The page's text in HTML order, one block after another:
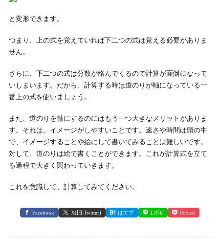
と変形できます。
つまり、上の式を覚えていれば下二つの式は覚える必要がありま
せん。
さらに、下二つの式は分数が絡んでくるので計算が面倒になって
いしまいます。だから、計算する時は道のりが軸になっている一
番上の式を使いましょう。
また、道のりを軸にするのにはもう一つ大きなメリットがありま
す。それは、イメージがしやすいことです。速さや時間は頭の中
で、イメージすることや絵にして書いてみることは難しいです。
対して、道のりは絵で書くことができます。これが計算式を立て
る過程で大きく関わっていきます。
これを意識して、計算してみてください。
Facebook X(旧:Twitter) はてブ LINE Pocket